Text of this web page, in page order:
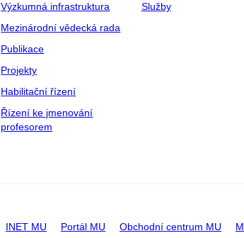
Výzkumná infrastruktura
Mezinárodní vědecká rada
Publikace
Projekty
Habilitační řízení
Řízení ke jmenování
profesorem
Služby
INET MU Portál MU Obchodní centrum MU